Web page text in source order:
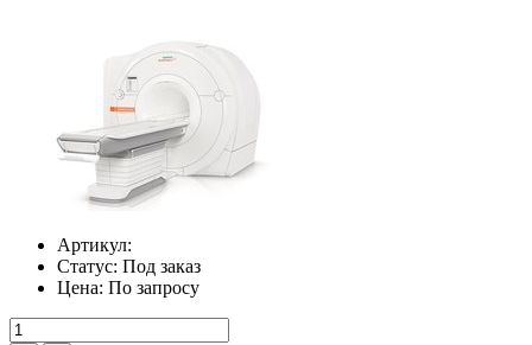
Артикул:
Статус: Под заказ
Цена: По запросу